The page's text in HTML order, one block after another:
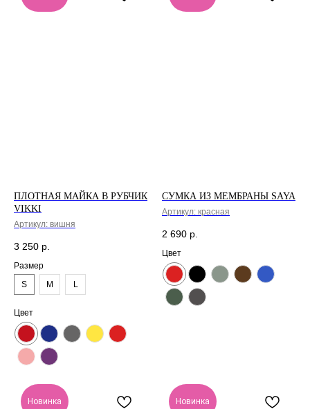
ПЛОТНАЯ МАЙКА В РУБЧИК
VIKKI
Артикул: вишня
3 250 р.
Размер
S
M L
Цвет
СУМКА ИЗ МЕМБРАНЫ SAYA
Артикул: красная
2 690 р.
Цвет
Новинка Новинка